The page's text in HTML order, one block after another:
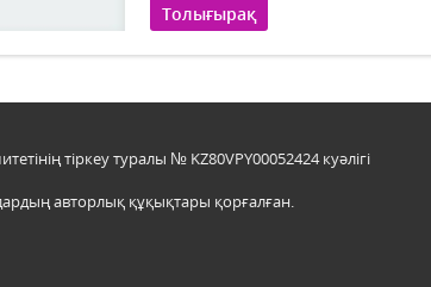
Толығырақ
тіркеу туралы № KZ80VPY00052424 куәлігі
авторлық құқықтары қорғалған.